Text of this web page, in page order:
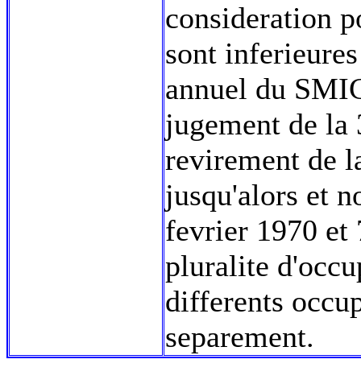
consideration
sont
annuel du
jugement de la
revirement de
jusqu'alors et
fevrier 1970 et
pluralite
differents
separement.